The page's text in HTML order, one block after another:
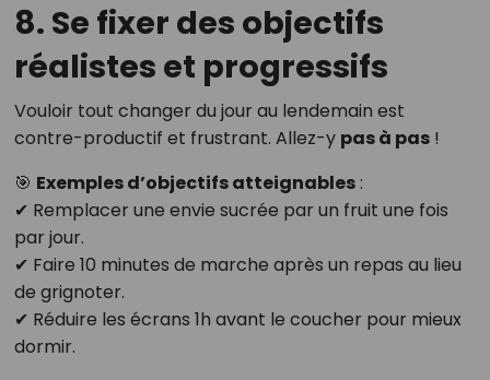
8. Se fixer des objectifs
réalistes et progressifs
Vouloir tout changer du jour au lendemain est
contre-productif et frustrant. Allez-y pas à pas!
🎯 Exemples d’objectifs atteignables:
✔ Remplacer une envie sucrée par un fruit une fois
par jour.
✔ Faire 10 minutes de marche après un repas au lieu
de grignoter.
✔ Réduire les écrans 1h avant le coucher pour mieux
dormir.